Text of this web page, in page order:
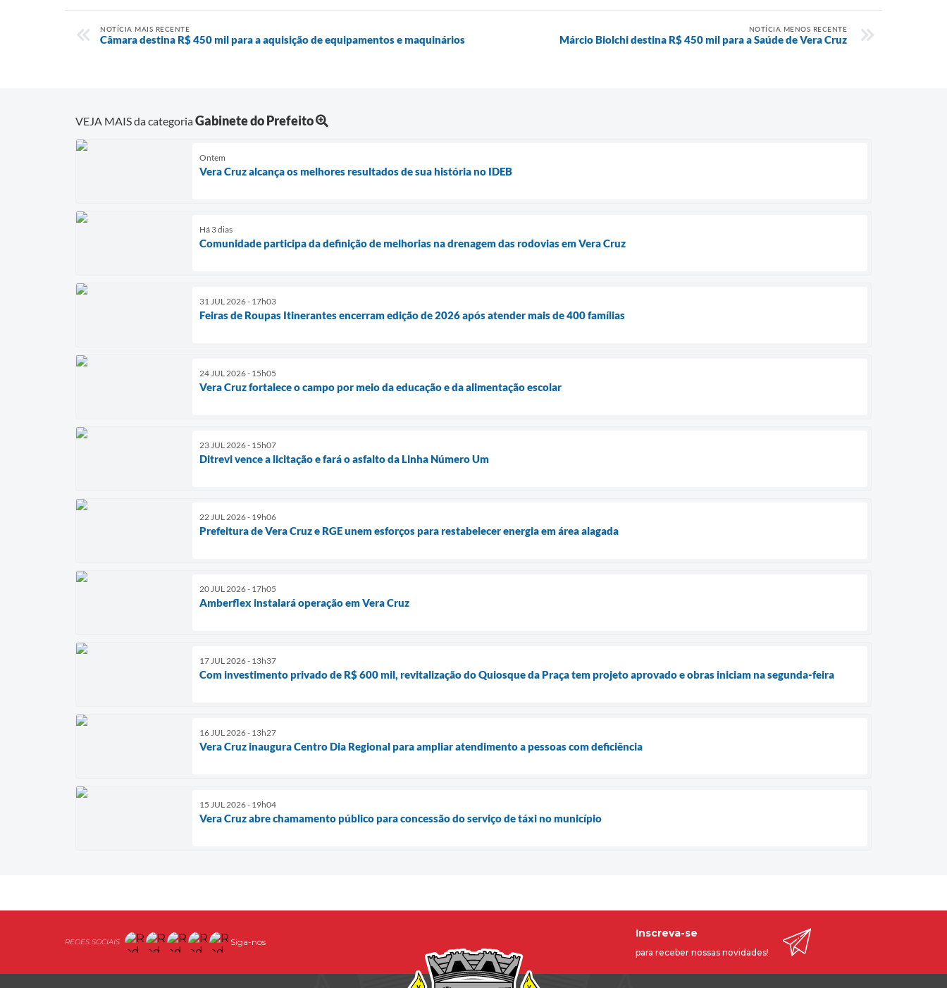
NOTÍCIA MAIS RECENTE
Câmara destina R$ 450 mil para a aquisição de equipamentos e maquinários
NOTÍCIA MENOS RECENTE
Márcio Biolchi destina R$ 450 mil para a Saúde de Vera Cruz
VEJA MAIS da categoriaGabinete do Prefeito
Ontem
Vera Cruz alcança os melhores resultados de sua história no IDEB
Há 3 dias
Comunidade participa da definição de melhorias na drenagem das rodovias em Vera Cruz
31 JUL 2026 - 17h03
Feiras de Roupas Itinerantes encerram edição de 2026 após atender mais de 400 famílias
24 JUL 2026 - 15h05
Vera Cruz fortalece o campo por meio da educação e da alimentação escolar
23 JUL 2026 - 15h07
Ditrevi vence a licitação e fará o asfalto da Linha Número Um
22 JUL 2026 - 19h06
Prefeitura de Vera Cruz e RGE unem esforços para restabelecer energia em área alagada
20 JUL 2026 - 17h05
Amberflex instalará operação em Vera Cruz
17 JUL 2026 - 13h37
Com investimento privado de R$ 600 mil, revitalização do Quiosque da Praça tem projeto aprovado e obras iniciam na segunda-feira
16 JUL 2026 - 13h27
Vera Cruz inaugura Centro Dia Regional para ampliar atendimento a pessoas com deficiência
15 JUL 2026 - 19h04
Vera Cruz abre chamamento público para concessão do serviço de táxi no município
Siga-nos
Inscreva-se
para receber nossas novidades!